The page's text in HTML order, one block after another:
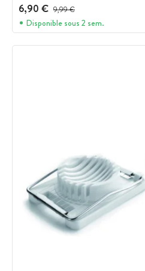
6,90 € Prix avant réduction :
9,99 €
Disponible sous 2 sem.